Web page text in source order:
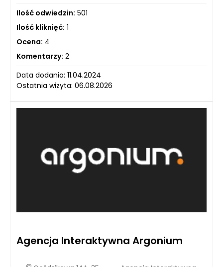
Ilość odwiedzin: 501
Ilość kliknięć: 1
Ocena: 4
Komentarzy: 2
Data dodania: 11.04.2024
Ostatnia wizyta: 06.08.2026
Agencja Interaktywna Argonium